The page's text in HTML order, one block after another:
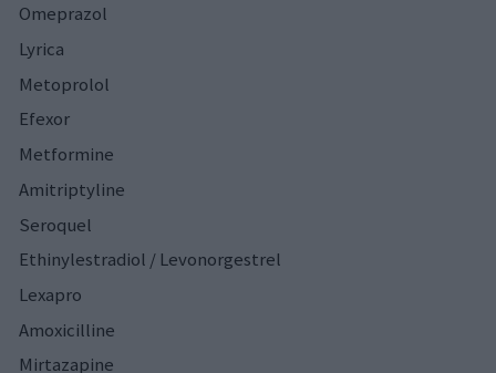
Omeprazol
Lyrica
Metoprolol
Efexor
Metformine
Amitriptyline
Seroquel
Ethinylestradiol / Levonorgestrel
Lexapro
Amoxicilline
Mirtazapine